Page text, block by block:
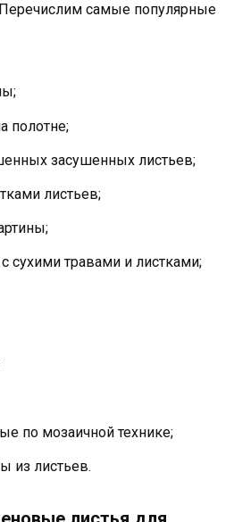
самые популярные
полотне;
засушенных листьев;
листьев;
сухими травами и листками;
по мозаичной технике;
из листьев.